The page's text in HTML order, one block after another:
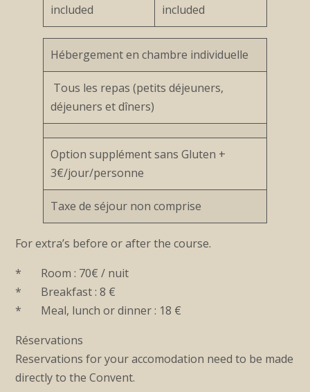
included
included
Hébergement en chambre individuelle
Tous les repas (petits déjeuners,
déjeuners et dîners)
Option supplément sans Gluten +
3€/jour/personne
Taxe de séjour non comprise
For extra’s before or after the course.
* Room : 70€ / nuit
* Breakfast : 8 €
* Meal, lunch or dinner : 18 €
Réservations
Reservations for your accomodation need to be made
directly to the Convent.